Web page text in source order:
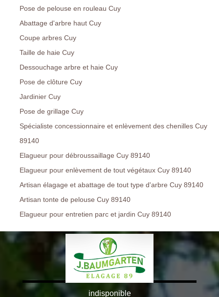
Pose de pelouse en rouleau Cuy
Abattage d'arbre haut Cuy
Coupe arbres Cuy
Taille de haie Cuy
Dessouchage arbre et haie Cuy
Pose de clôture Cuy
Jardinier Cuy
Pose de grillage Cuy
Spécialiste concessionnaire et enlèvement des chenilles Cuy
89140
Elagueur pour débroussaillage Cuy 89140
Elagueur pour enlèvement de tout végétaux Cuy 89140
Artisan élagage et abattage de tout type d'arbre Cuy 89140
Artisan tonte de pelouse Cuy 89140
Elagueur pour entretien parc et jardin Cuy 89140
indisponible